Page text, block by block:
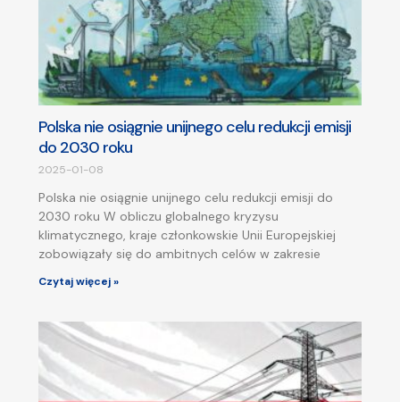
Polska nie osiągnie unijnego celu redukcji emisji
do 2030 roku
2025-01-08
Polska nie osiągnie unijnego celu redukcji emisji do
2030 roku W obliczu globalnego kryzysu
klimatycznego, kraje członkowskie Unii Europejskiej
zobowiązały się do ambitnych celów w zakresie
Czytaj więcej »